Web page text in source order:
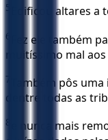
5 Edificou altares
6
Fez ele também
muitíssimo mal aos
7
Também pôs
dentre todas as
8
e nunca mais